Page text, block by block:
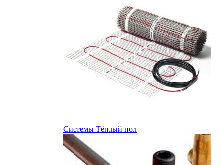
Системы Тёплый пол